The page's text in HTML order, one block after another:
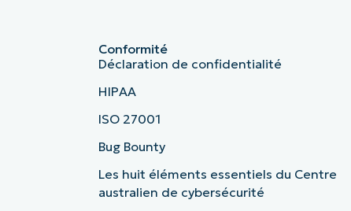
Conformité
Déclaration de confidentialité
HIPAA
ISO 27001
Bug Bounty
Les huit éléments essentiels du Centre
australien de cybersécurité